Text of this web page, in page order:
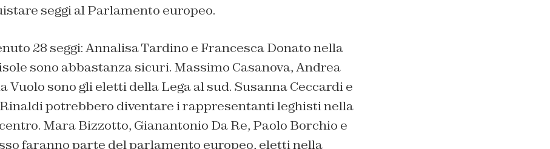
seggi al Parlamento europeo.
28 seggi: Annalisa Tardino e Francesca Donato nella
sono abbastanza sicuri. Massimo Casanova, Andrea
Vuolo sono gli eletti della Lega al sud. Susanna Ceccardi e
potrebbero diventare i rappresentanti leghisti nella
Mara Bizzotto, Gianantonio Da Re, Paolo Borchio e
faranno parte del parlamento europeo, eletti nella